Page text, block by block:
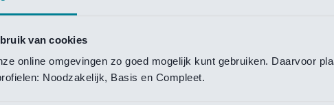
van cookies
online omgevingen zo goed mogelijk kunt gebruiken. Daarvoor
Noodzakelijk, Basis en Compleet.
om toegang te krijgen.